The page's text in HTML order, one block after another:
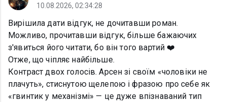
10.08.2026, 02:34:28
Вирішила дати відгук, не дочитавши роман.
Можливо, прочитавши відгук, більше бажаючих
з'явиться його читати, бо він того вартий ❤️
Отже, що чіпляє найбільше.
Контраст двох голосів. Арсен зі своїм «чоловіки не
плачуть», стиснутою щелепою і фразою про себе як
«гвинтик у механізмі» — це дуже впізнаваний тип